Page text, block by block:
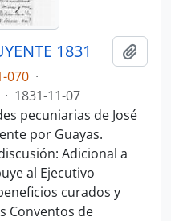
1831
070 ·
· 1831-11-07
pecuniarias de José
por Guayas.
Adicional a
al Ejecutivo
curados y
Conventos de